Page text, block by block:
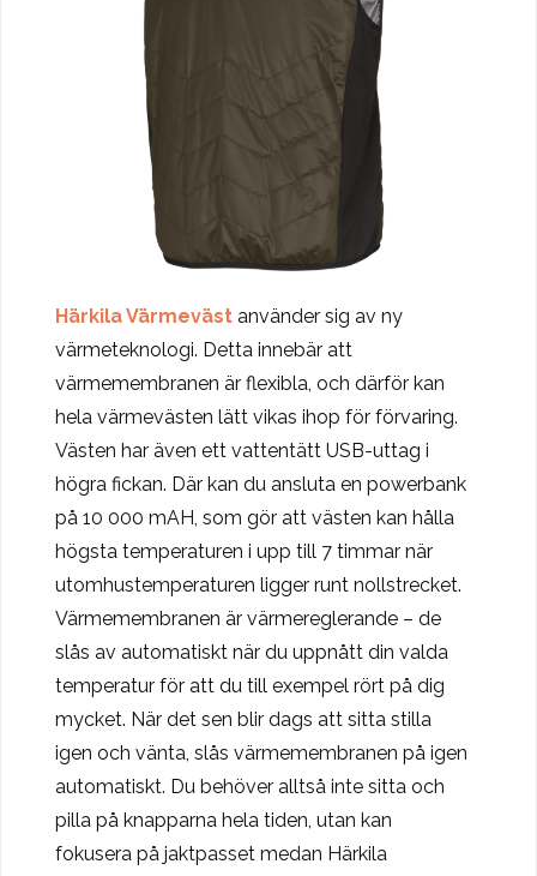
Härkila Värmeväst använder sig av ny
värmeteknologi. Detta innebär att
värmemembranen är flexibla, och därför kan
hela värmevästen lätt vikas ihop för förvaring.
Västen har även ett vattentätt USB-uttag i
högra fickan. Där kan du ansluta en powerbank
på 10 000 mAH, som gör att västen kan hålla
högsta temperaturen i upp till 7 timmar när
utomhustemperaturen ligger runt nollstrecket.
Värmemembranen är värmereglerande – de
slås av automatiskt när du uppnått din valda
temperatur för att du till exempel rört på dig
mycket. När det sen blir dags att sitta stilla
igen och vänta, slås värmemembranen på igen
automatiskt. Du behöver alltså inte sitta och
pilla på knapparna hela tiden, utan kan
fokusera på jaktpasset medan Härkila